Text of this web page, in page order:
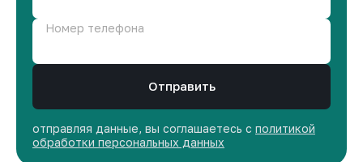
Номер телефона
Отправить
отправляя данные, вы соглашаетесь с политикой
обработки персональных данных